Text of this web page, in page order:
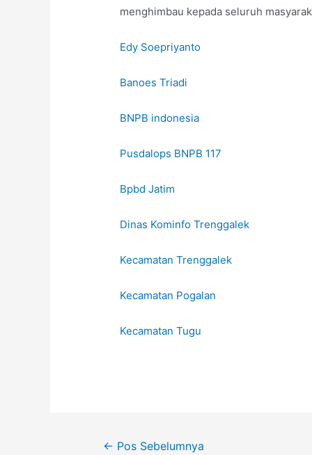
menghimbau kepada seluruh
Edy Soepriyanto
Banoes Triadi
BNPB indonesia
Pusdalops BNPB 117
Bpbd Jatim
Dinas Kominfo Trenggalek
Kecamatan Trenggalek
Kecamatan Pogalan
Kecamatan Tugu
← Pos Sebelumnya